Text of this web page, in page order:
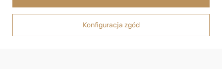
Konfiguracja zgód